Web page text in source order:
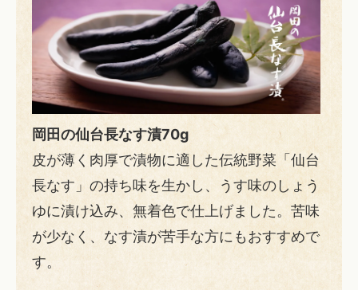
岡田の仙台長なす漬70g
皮が薄く肉厚で漬物に適した伝統野菜「仙台
長なす」の持ち味を生かし、うす味のしょう
ゆに漬け込み、無着色で仕上げました。苦味
が少なく、なす漬が苦手な方にもおすすめで
す。